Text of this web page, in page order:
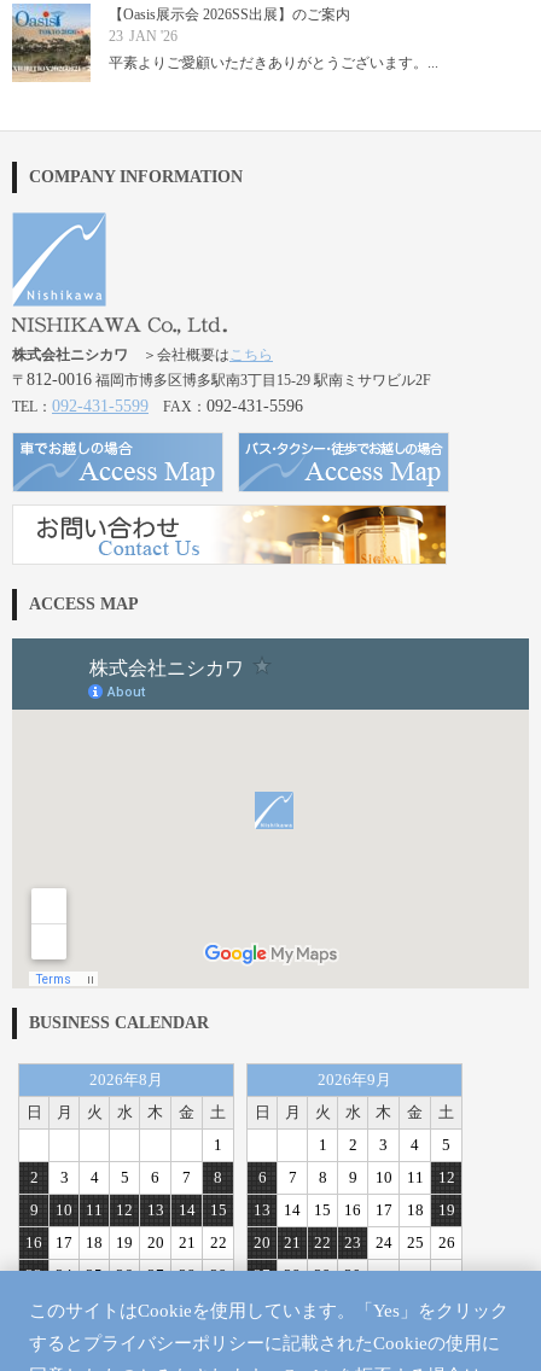
【Oasis展示会 2026SS出展】のご案内
23 JAN '26
平素よりご愛顧いただきありがとうございます。...
COMPANY INFORMATION
株式会社ニシカワ ＞会社概要はこちら
〒 812-0016 福岡市博多区博多駅南3丁目15-29 駅南ミサワビル2F
TEL： 092-431-5599 FAX： 092-431-5596
ACCESS MAP
BUSINESS CALENDAR
2026年8月
日
月 火 水 木 金
土
1
2
3 4 5 6 7
8
9
10 11 12 13 14
15
16
17 18 19 20 21
22
23
24 25 26 27 28
29
30
31
2026年9月
日
月 火 水 木 金
土
1
2 3 4
5
6
7 8 9 10 11
12
13
14 15 16 17 18
19
20
21 22 23 24 25
26
27
28 29 30
定休日
このサイトはCookieを使用しています。「Yes」をクリック
するとプライバシーポリシーに記載されたCookieの使用に